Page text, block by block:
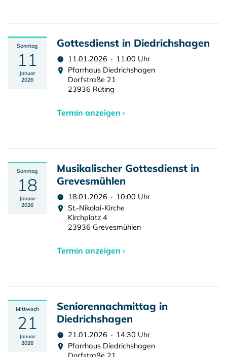
Sonntag
11
Januar
2026
Gottesdienst in Diedrichshagen
11.01.2026 · 11:00 Uhr
Pfarrhaus Diedrichshagen
Dorfstraße 21
23936 Rüting
Termin anzeigen ›
Sonntag
18
Januar
2026
Musikalischer Gottesdienst in
Grevesmühlen
18.01.2026 · 10:00 Uhr
St.-Nikolai-Kirche
Kirchplatz 4
23936 Grevesmühlen
Termin anzeigen ›
Mittwoch
21
Januar
2026
Seniorennachmittag in
Diedrichshagen
21.01.2026 · 14:30 Uhr
Pfarrhaus Diedrichshagen